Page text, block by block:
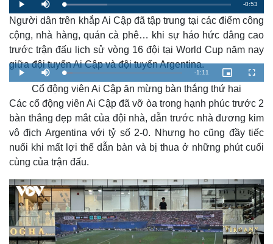
P
l
a
y
M
u
t
e
L
o
a
d
d
2
5
.
8
R
e
m
n
g
i
m
e
-0:53
Người dân trên khắp Ai Cập đã tập trung tại các điểm công
cộng, nhà hàng, quán cà phê… khi sự háo hức dâng cao
trước trận đấu lịch sử vòng 16 đội tại World Cup năm nay
giữa đội tuyển Ai Cập và đội tuyển Argentina.
P
l
M
u
t
e
L
o
a
d
d
7
.
2
0
R
e
i
g
-1:11
P
i
c
t
u
r
-
n
P
i
e
F
u
s
c
e
n
Cổ động viên Ai Cập ăn mừng bàn thắng thứ hai
Các cổ động viên Ai Cập đã vỡ òa trong hạnh phúc trước 2
bàn thắng đẹp mắt của đội nhà, dẫn trước nhà đương kim
vô địch Argentina với tỷ số 2-0. Nhưng họ cũng đầy tiếc
nuối khi mất lợi thế dẫn bàn và bị thua ở những phút cuối
cùng của trận đấu.